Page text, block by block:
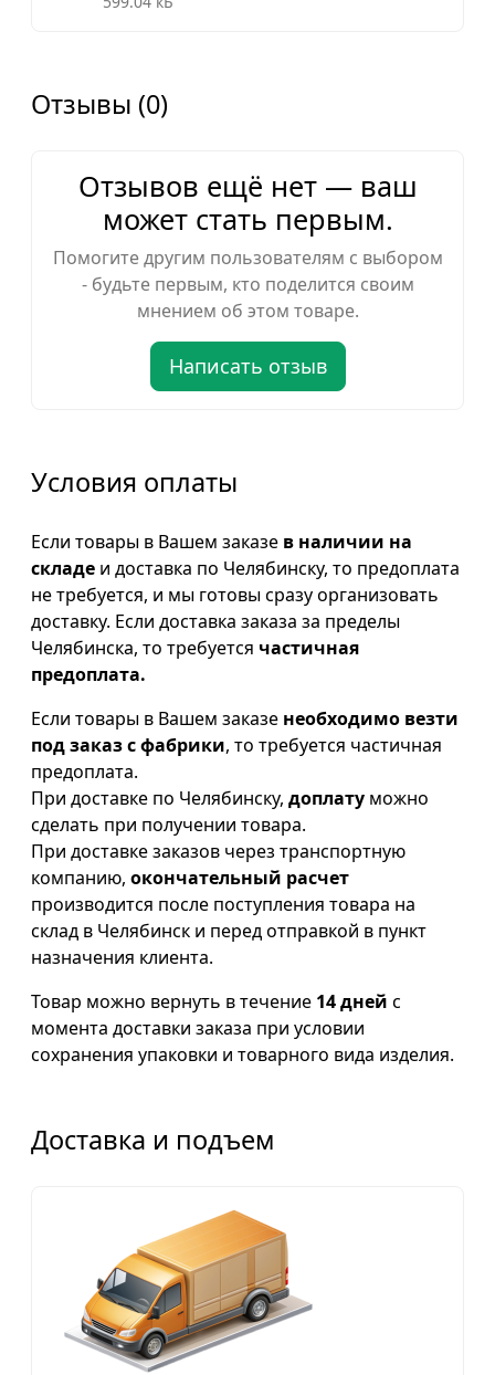
Отзывы (0)
Отзывов ещё нет — ваш
может стать первым.
Помогите другим пользователям с выбором
- будьте первым, кто поделится своим
мнением об этом товаре.
Написать отзыв
Условия оплаты
Если товары в Вашем заказе в наличии на
складе и доставка по Челябинску, то предоплата
не требуется, и мы готовы сразу организовать
доставку. Если доставка заказа за пределы
Челябинска, то требуется частичная
предоплата.
Если товары в Вашем заказе необходимо везти
под заказ с фабрики, то требуется частичная
предоплата.
При доставке по Челябинску, доплату можно
сделать при получении товара.
При доставке заказов через транспортную
компанию, окончательный расчет
производится после поступления товара на
склад в Челябинск и перед отправкой в пункт
назначения клиента.
Товар можно вернуть в течение 14 дней с
момента доставки заказа при условии
сохранения упаковки и товарного вида изделия.
Доставка и подъем